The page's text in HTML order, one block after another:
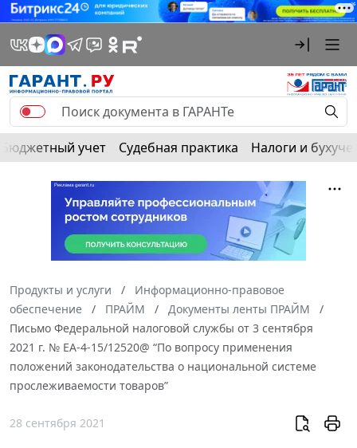
Бюджетный учет Судебная практика Налоги и
Продукты и услуги
Информационно-правовое
обеспечение
ПРАЙМ
Документы ленты ПРАЙМ
Письмо Федеральной налоговой службы от 3 сентября
2021 г. № ЕА-4-15/12520@ “По вопросу применения
положений законодательства о национальной системе
прослеживаемости товаров”
28 сентября 2021